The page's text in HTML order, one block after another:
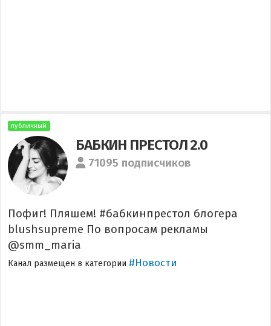
публичный
БАБКИН ПРЕСТОЛ 2.0
71095 подписчиков
Пофиг! Пляшем! #бабкинпрестол блогера
blushsupreme По вопросам рекламы
@smm_maria
Канал размещен в категории #Новости